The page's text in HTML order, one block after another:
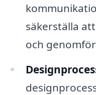
säkerställa
och